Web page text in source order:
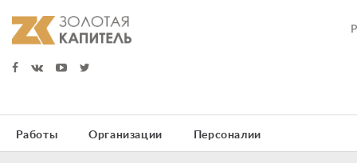
Работы Организации Персоналии